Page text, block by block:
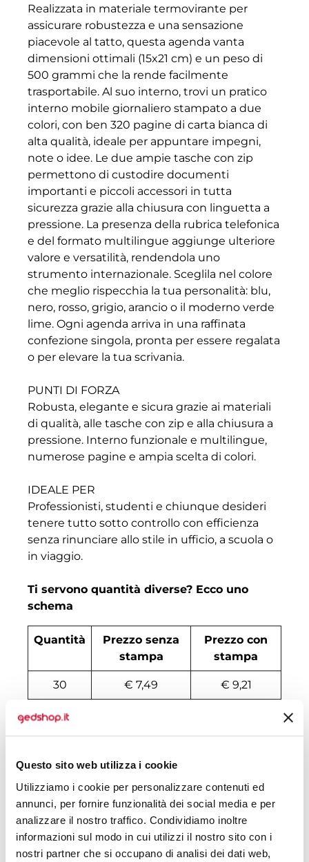
Questo sito web utilizza i cookie
Utilizziamo i cookie per personalizzare contenuti ed
annunci, per fornire funzionalità dei social media e per
analizzare il nostro traffico. Condividiamo inoltre
informazioni sul modo in cui utilizzi il nostro sito con i
nostri partner che si occupano di analisi dei dati web,
Realizzata in materiale termovirante per
assicurare robustezza e una sensazione
piacevole al tatto, questa agenda vanta
dimensioni ottimali (15x21 cm) e un peso di
500 grammi che la rende facilmente
trasportabile. Al suo interno, trovi un pratico
interno mobile giornaliero stampato a due
colori, con ben 320 pagine di carta bianca di
alta qualità, ideale per appuntare impegni,
note o idee. Le due ampie tasche con zip
permettono di custodire documenti
importanti e piccoli accessori in tutta
sicurezza grazie alla chiusura con linguetta a
pressione. La presenza della rubrica telefonica
e del formato multilingue aggiunge ulteriore
valore e versatilità, rendendola uno
strumento internazionale. Sceglila nel colore
che meglio rispecchia la tua personalità: blu,
nero, rosso, grigio, arancio o il moderno verde
lime. Ogni agenda arriva in una raffinata
confezione singola, pronta per essere regalata
o per elevare la tua scrivania.
PUNTI DI FORZA
Robusta, elegante e sicura grazie ai materiali
di qualità, alle tasche con zip e alla chiusura a
pressione. Interno funzionale e multilingue,
numerose pagine e ampia scelta di colori.
IDEALE PER
Professionisti, studenti e chiunque desideri
tenere tutto sotto controllo con efficienza
senza rinunciare allo stile in ufficio, a scuola o
in viaggio.
Ti servono quantità diverse? Ecco uno
schema
Quantità
Prezzo senza
stampa
Prezzo con
stampa
30 € 7,49 € 9,21
60
120 € 5,74
240 € 5,59 € 7,61
300 € 5,43 € 7,22
600 € 5,27 € 6,96